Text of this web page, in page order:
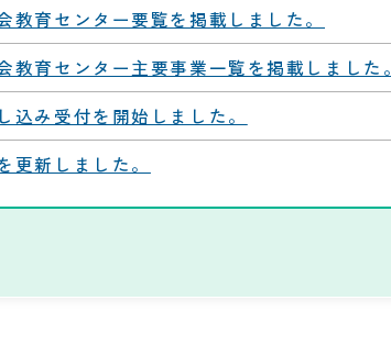
教育センター要覧を掲載しました。
教育センター主要事業一覧を掲載しました。
み受付を開始しました。
更新しました。
報」を更新しました。